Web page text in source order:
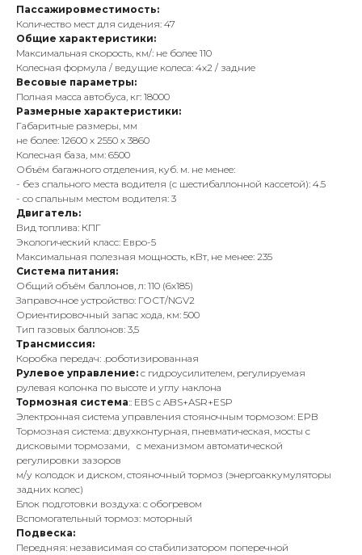
Пассажировместимость:
Количество мест для сидения: 47
Общие характеристики:
Максимальная скорость, км/: не более 110
Колесная формула / ведущие колеса: 4х2 / задние
Весовые параметры:
Полная масса автобуса, кг: 18000
Размерные характеристики:
Габаритные размеры, мм
не более: 12600 х 2550 х 3860
Колесная база, мм: 6500
Объём багажного отделения, куб. м. не менее:
- без спального места водителя (с шестибаллонной кассетой): 4.5
- со спальным местом водителя: 3
Двигатель:
Вид топлива: КПГ
Экологический класс: Евро-5
Максимальная полезная мощность, кВт, не менее: 235
Система питания:
Общий объём баллонов, л: 110 (6х185)
Заправочное устройство: ГОСТ/NGV2
Ориентировочный запас хода, км: 500
Тип газовых баллонов: 3,5
Трансмиссия:
Коробка передач: .роботизированная
Рулевое управление: с гидроусилителем, регулируемая
рулевая колонка по высоте и углу наклона
Тормозная система:: EBS c ABS+ASR+ESP
Электронная система управления стояночным тормозом: EPB
Тормозная система: двухконтурная, пневматическая, мосты с
дисковыми тормозами, с механизмом автоматической
регулировки зазоров
м/у колодок и диском, стояночный тормоз (энергоаккумуляторы
задних колес)
Блок подготовки воздуха: с обогревом
Вспомогательный тормоз: моторный
Подвеска:
Передняя: независимая со стабилизатором поперечной